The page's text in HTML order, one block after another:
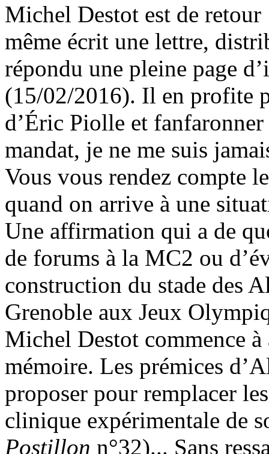
Michel Destot est de
même écrit une lettre,
répondu une pleine page
(15/02/2016). Il en profite
d’Éric Piolle et
mandat, je ne me suis
Vous vous rendez compte
quand on arrive à une
Une affirmation qui a de
de forums à la MC2 ou
construction du stade des
Grenoble aux Jeux
Michel Destot commence
mémoire. Les prémices
proposer pour remplacer
clinique expérimentale de
Postillon n°32)... Sans